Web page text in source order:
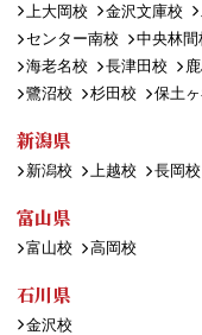
上大岡校
金沢文庫校
センター南校
中央林間
海老名校
長津田校
鷺沼校
杉田校 保土
新潟県
新潟校 上越校 長岡校
富山県
富山校 高岡校
石川県
金沢校